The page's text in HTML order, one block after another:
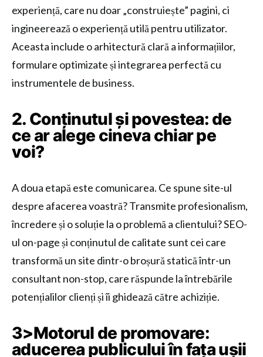
experiență, care nu doar „construiește” pagini, ci
ingineerează o experiență utilă pentru utilizator.
Aceasta include o arhitectură clară a informațiilor,
formulare optimizate și integrarea perfectă cu
instrumentele de business.
2. Conținutul și povestea: de
ce ar alege cineva chiar pe
voi?
A doua etapă este comunicarea. Ce spune site-ul
despre afacerea voastră? Transmite profesionalism,
încredere și o soluție la o problemă a clientului? SEO-
ul on-page și conținutul de calitate sunt cei care
transformă un site dintr-o broșură statică într-un
consultant non-stop, care răspunde la întrebările
potențialilor clienți și îi ghidează către achiziție.
3>Motorul de promovare:
aducerea publicului în fața ușii